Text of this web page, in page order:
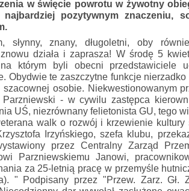
w święcie powrotu w żywotny
pozytywnym znaczeniu,
słynny, znany, długoletni, oby
działa i zaprasza! W środę 5
którym byli obecni przedstawiciele
Obydwie te zaszczytne funkcje nierzadko
szacownej osobie. Niekwestionowanym
- w cywilu zastępca
UŚ, niezrównany felietonista GU, tego
walk o rozwój i krzewienie kultury
Irzyńskiego, szefa klubu,
przez Centralny Zarząd
Parzniewskiemu Janowi,
za 25-letnią pracę w przemyśle
" Podpisany przez "Przew. Zarz.